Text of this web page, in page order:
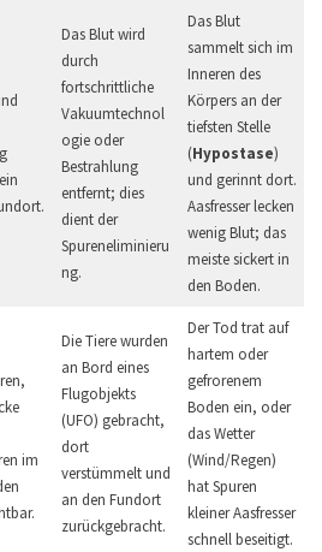
Das Blut wird
durch
fortschrittliche
Vakuumtechnol
ogie oder
Bestrahlung
entfernt; dies
dient der
Spureneliminieru
ng.
Das Blut
sammelt sich im
Inneren des
Körpers an der
tiefsten Stelle
(Hypostase)
und gerinnt dort.
Aasfresser lecken
wenig Blut; das
meiste sickert in
den Boden.
im
Die Tiere wurden
an Bord eines
Flugobjekts
(UFO) gebracht,
dort
verstümmelt und
an den Fundort
zurückgebracht.
Der Tod trat auf
hartem oder
gefrorenem
Boden ein, oder
das Wetter
(Wind/Regen)
hat Spuren
kleiner Aasfresser
schnell beseitigt.